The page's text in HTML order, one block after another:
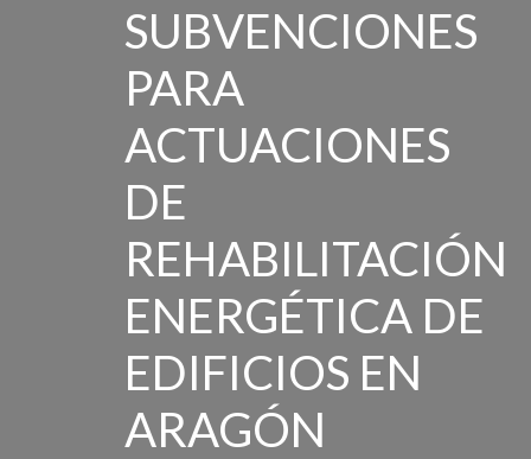
SUBVENCIONES
PARA
ACTUACIONES
DE
REHABILITACIÓN
ENERGÉTICA DE
EDIFICIOS EN
ARAGÓN